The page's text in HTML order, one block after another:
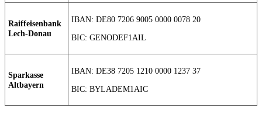
Raiffeisenbank
Lech-Donau
IBAN: DE80 7206 9005 0000 0078 20
BIC: GENODEF1AIL
Sparkasse
Altbayern
IBAN: DE38 7205 1210 0000 1237 37
BIC: BYLADEM1AIC